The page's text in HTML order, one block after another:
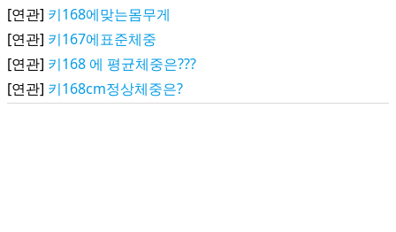
[연관] 키168에맞는몸무게
[연관] 키167에표준체중
[연관] 키168 에 평균체중은???
[연관] 키168cm정상체중은?